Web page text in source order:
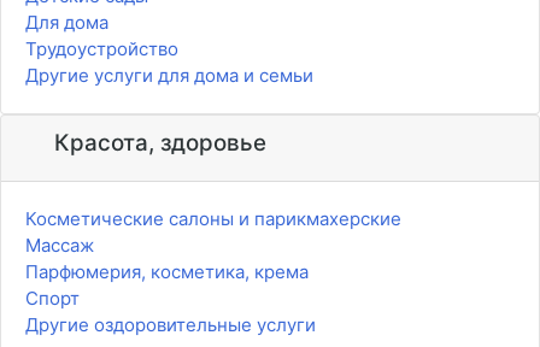
Для дома
Трудоустройство
Другие услуги для дома и семьи
Красота, здоровье
Косметические салоны и парикмахерские
Массаж
Парфюмерия, косметика, крема
Спорт
Другие оздоровительные услуги